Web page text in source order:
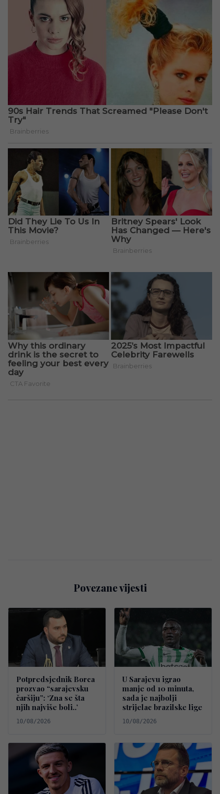
Povezane vijesti
Potpredsjednik Borca
prozvao “sarajevsku
čaršiju”: ‘Zna se šta
njih najviše boli..’
10/08/2026
U Sarajevu igrao
manje od 10 minuta,
sada je najbolji
strijelac brazilske lige
10/08/2026